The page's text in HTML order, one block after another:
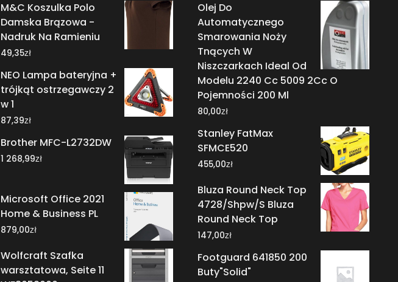
M&C Koszulka Polo
Damska Brązowa -
Nadruk Na Ramieniu
49,35zł
NEO Lampa bateryjna +
trójkąt ostrzegawczy 2
w 1
87,39zł
Brother MFC-L2732DW
1 268,99zł
Microsoft Office 2021
Home & Business PL
879,00zł
Wolfcraft Szafka
warsztatowa, Seite 11
Olej Do
Automatycznego
Smarowania Noży
Tnących W
Niszczarkach Ideal Od
Modelu 2240 Cc 5009 2Cc O
Pojemności 200 Ml
80,00zł
Stanley FatMax
SFMCE520
455,00zł
Bluza Round Neck Top
4728/Shpw/S Bluza
Round Neck Top
147,00zł
Footguard 641850 200
Buty"Solid"